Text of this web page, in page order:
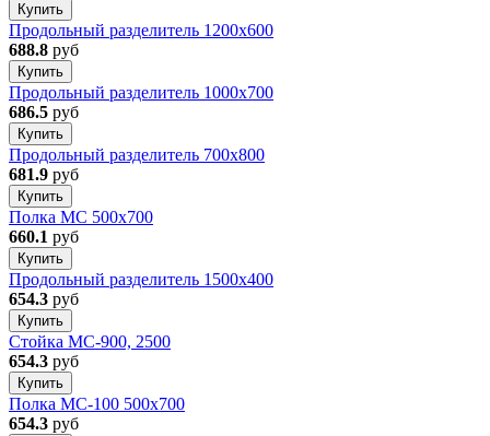
Купить
Продольный разделитель 1200х600
688.8 руб
Купить
Продольный разделитель 1000x700
686.5 руб
Купить
Продольный разделитель 700x800
681.9 руб
Купить
Полка МС 500x700
660.1 руб
Купить
Продольный разделитель 1500х400
654.3 руб
Купить
Стойка МС-900, 2500
654.3 руб
Купить
Полка МС-100 500x700
654.3 руб